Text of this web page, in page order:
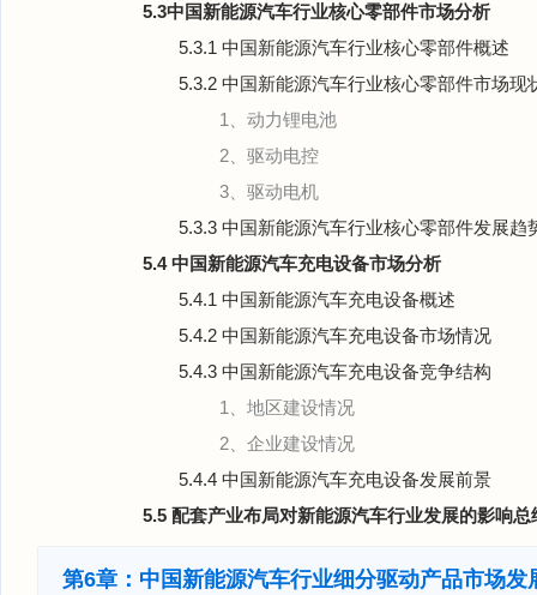
5.3中国新能源汽车行业核心零部件市场分析
5.3.1 中国新能源汽车行业核心零部件概述
5.3.2 中国新能源汽车行业核心零部件市场现
1、动力锂电池
2、驱动电控
3、驱动电机
5.3.3 中国新能源汽车行业核心零部件发展趋
5.4 中国新能源汽车充电设备市场分析
5.4.1 中国新能源汽车充电设备概述
5.4.2 中国新能源汽车充电设备市场情况
5.4.3 中国新能源汽车充电设备竞争结构
1、地区建设情况
2、企业建设情况
5.4.4 中国新能源汽车充电设备发展前景
5.5 配套产业布局对新能源汽车行业发展的影响总
第6章：中国新能源汽车行业细分驱动产品市场发